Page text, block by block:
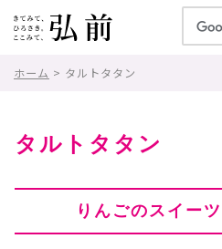
ホーム > タルトタタン
タルトタタン
りんごのスイー